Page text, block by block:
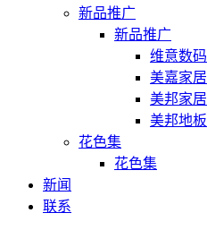
新品推广
新品推广
维意数码
美嘉家居
美邦家居
美邦地板
花色集
花色集
新闻
联系